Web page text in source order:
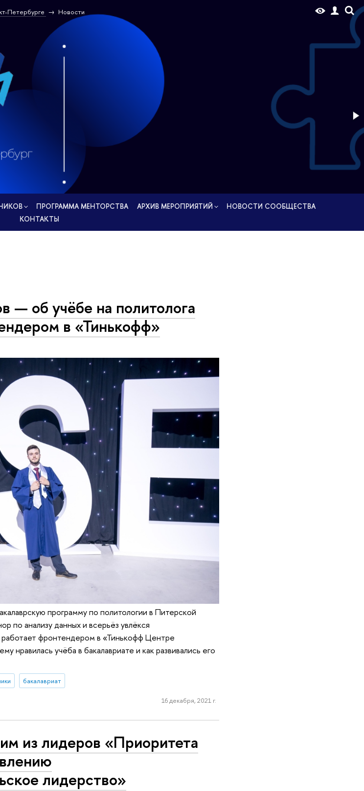
Петербурге Новости
ПРОГРАММА МЕНТОРСТВА АРХИВ МЕРОПРИЯТИЙ
НОВОCТИ СООБЩЕСТВА
КОНТАКТЫ
— об учёбе на политолога
в «Тинькофф»
программу по политологии в Питерской
по анализу данных и всерьёз увлёкся
фронтендером в «Тинькофф Центре
нравилась учёба в бакалавриате и как развивались его
бакалавриат
16 декабря, 2021 г.
из лидеров «Приоритета
лидерство»